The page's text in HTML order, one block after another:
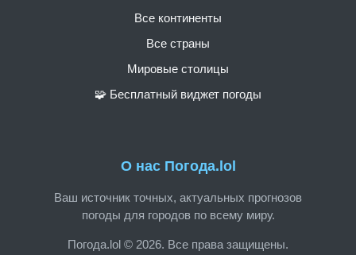
О нас Погода.lol
Ваш источник точных, актуальных прогнозов
погоды для городов по всему миру.
Погода.lol © 2026. Все права защищены.
Все континенты
Все страны
Мировые столицы
🧩 Бесплатный виджет погоды